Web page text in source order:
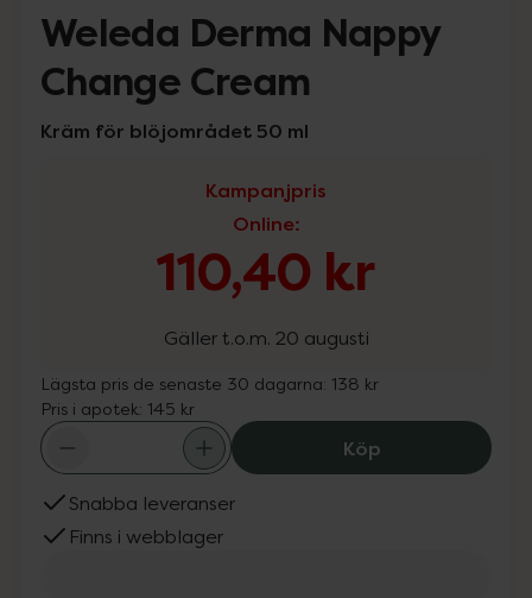
Weleda Derma Nappy
Change Cream
Kräm för blöjområdet 50 ml
Kampanjpris
Online:
110,40 kr
Gäller t.o.m. 20 augusti
Lägsta pris de senaste 30 dagarna: 138 kr
Pris i apotek: 145 kr
KöpWeleda Derma
Snabba leveranser
Finns i webblager